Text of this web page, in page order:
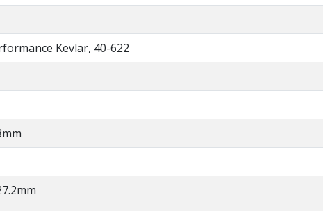
Kevlar, 40-622